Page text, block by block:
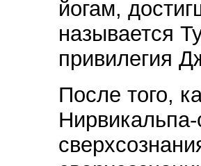
йогам,
называется
привилегия
После того,